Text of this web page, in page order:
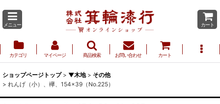
メニュー カート
カテゴリ マイページ 商品検索 お問い合わせ カート
ショップページトップ > ▼木地 > その他
> れんげ（小）、欅、154×39（No.225）